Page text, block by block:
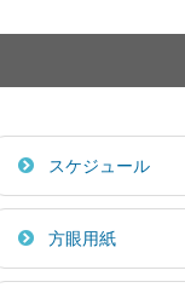
スケジュール
方眼用紙